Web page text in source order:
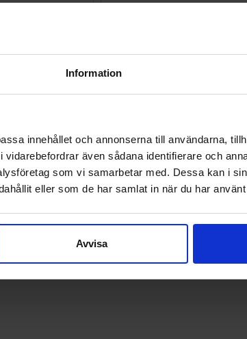
Information
innehållet och annonserna till användarna,
även sådana identifierare och
som vi samarbetar med. Dessa kan i
eller som de har samlat in när du har
Avvisa
I lager:5 294 SEK